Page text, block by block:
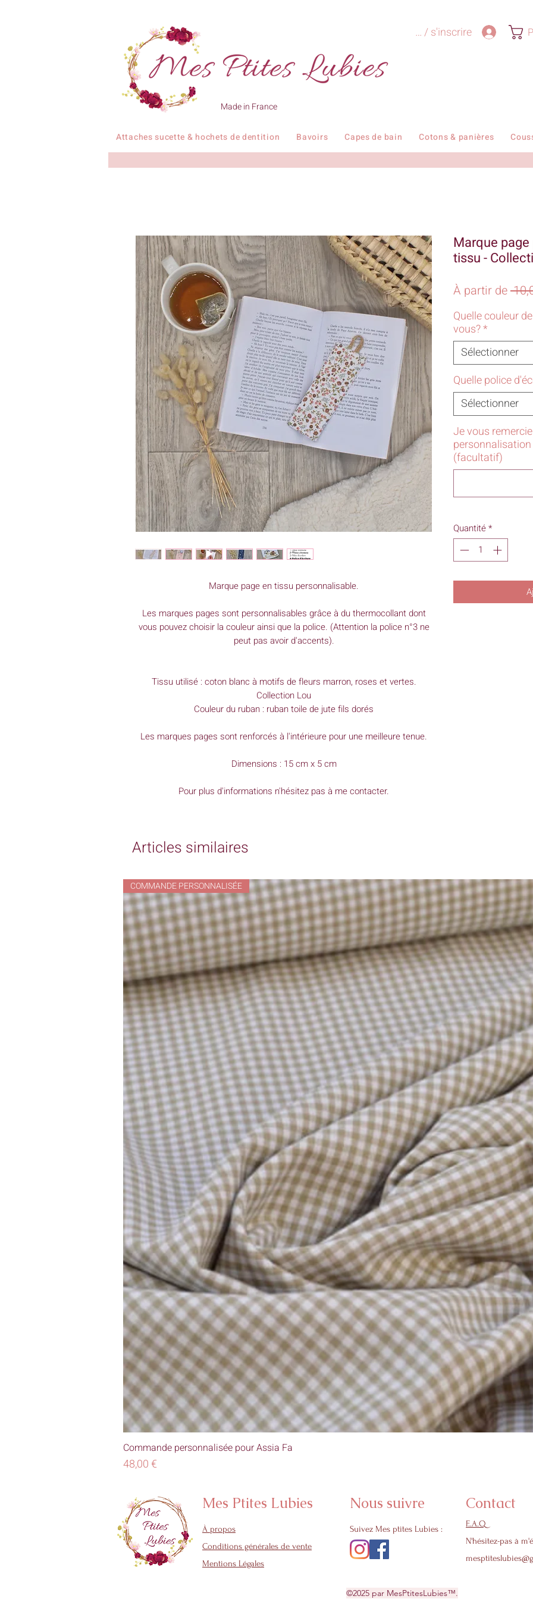
Made in France
Se connecter / s'inscrire
Attaches sucette & hochets de dentition Bavoirs Capes de bain Cotons & panières
Marque page en tissu personnalisable.
Les marques pages sont personnalisables grâce à du thermocollant dont
vous pouvez choisir la couleur ainsi que la police. (Attention la police n°3 ne
peut pas avoir d'accents).
Tissu utilisé : coton blanc à motifs de fleurs marron, roses et vertes.
Collection Lou
Couleur du ruban : ruban toile de jute fils dorés
Les marques pages sont renforcés à l'intérieure pour une meilleure tenue.
Dimensions : 15 cm x 5 cm
Pour plus d'informations n'hésitez pas à me contacter.
Marque
tissu -
À partir de
Quelle couleur
vous?*
Sélectionner
Quelle police
Sélectionner
Je vous
(facultatif)
Quantité*
Articles similaires
COMMANDE PERSONNALISÉE
Commande personnalisée pour Assia Fa
Prix
48,00 €
Mes Ptites Lubies
À propos
Conditions générales de vente
Mentions Légales
Nous suivre
Suivez Mes ptites Lubies :
Contact
F..A.Q
N'hésitez-pas à
©2025 par MesPtitesLubies™.